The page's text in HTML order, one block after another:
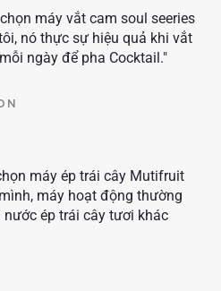
máy vắt cam soul seeries
nó thực sự hiệu quả khi vắt
ngày để pha Cocktail."
máy ép trái cây Mutifruit
máy hoạt động thường
ép trái cây tươi khác